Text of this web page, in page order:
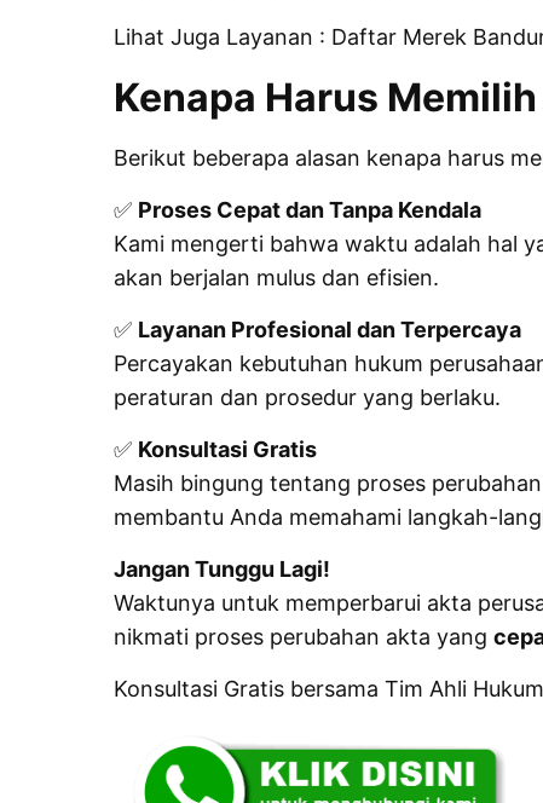
Lihat Juga Layanan : Daftar Merek
Kenapa Harus
Berikut beberapa alasan kenapa harus
✅ Proses Cepat dan Tanpa Kendala
Kami mengerti bahwa waktu adalah hal
akan berjalan mulus dan efisien.
✅ Layanan Profesional dan Terpercaya
Percayakan kebutuhan hukum
peraturan dan prosedur yang berlaku.
✅ Konsultasi Gratis
Masih bingung tentang proses
membantu Anda memahami langkah-
Jangan Tunggu Lagi!
Waktunya untuk memperbarui akta
nikmati proses perubahan akta yang
Konsultasi Gratis bersama Tim Ahli